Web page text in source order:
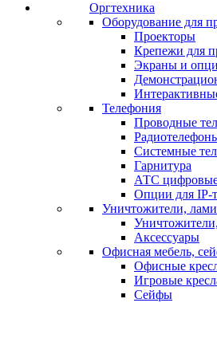
Оргтехника
Оборудование для
Проекторы
Крепежи для
Экраны и
Телефония
Проводные
Системные
Гарнитура
АТС
Опции для IP-
Уничтожители,
Аксессуары
Офисная мебель,
Офисные
Игровые
Сейфы